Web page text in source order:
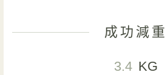
成功減重
3.4 KG